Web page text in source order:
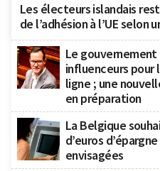
Les électeurs islandais
de l’adhésion à l’UE selon
Le
influenceurs
ligne ; une
en préparation
La Belgique
d’euros
envisagées